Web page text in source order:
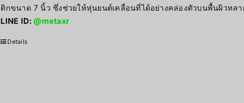
ติกขนาด 7 นิ้ว ซึ่งช่วยให้หุ่นยนต์เคลื่อนที่ได้อย่างคล่องตัวบนพื้นผิวหล
LINE ID:@metaxr
Details